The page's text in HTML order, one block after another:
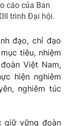
cáo của Ban
trình Đại hội.
đạo, chỉ đạo
tiêu, nhiệm
Việt Nam,
hiện nghiêm
nghiêm túc
giữ vững đoàn